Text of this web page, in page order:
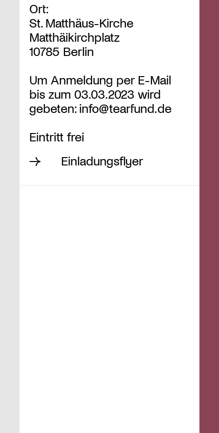
Ort:
St. Matthäus-Kirche
Matthäikirchplatz
10785 Berlin
Um Anmeldung per E-Mail
bis zum 03.03.2023 wird
gebeten:info@tearfund.de
Eintritt frei
Einladungsflyer